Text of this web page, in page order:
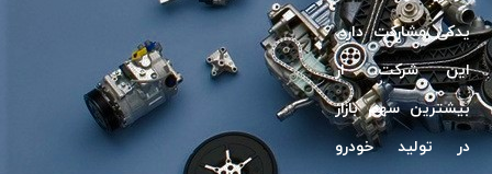
یدکی مشارکت دارد.
این شرکت، از
بیشترین سهم بازار
در تولید خودرو